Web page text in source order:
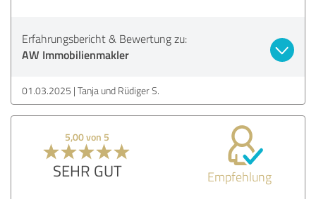
Erfahrungsbericht & Bewertung zu:
AW Immobilienmakler
01.03.2025 Tanja und Rüdiger S.
5,00 von 5
SEHR GUT Empfehlung